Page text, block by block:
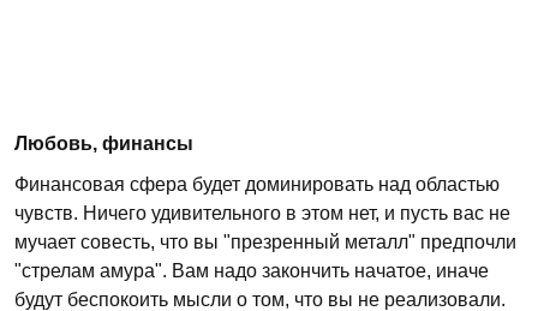
Любовь, финансы
Финансовая сфера будет доминировать над областью
чувств. Ничего удивительного в этом нет, и пусть вас не
мучает совесть, что вы "презренный металл" предпочли
"стрелам амура". Вам надо закончить начатое, иначе
будут беспокоить мысли о том, что вы не реализовали.